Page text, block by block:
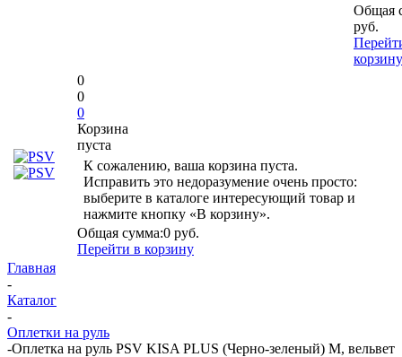
Общая
руб.
корзину
0
0
0
Корзина
пуста
К сожалению, ваша корзина пуста.
Исправить это недоразумение очень просто:
выберите в каталоге интересующий товар и
нажмите кнопку «В корзину».
Общая сумма:0 руб.
Перейти в корзину
Главная
-
Каталог
-
Оплетки на руль
-Оплетка на руль PSV KISA PLUS (Черно-зеленый) M, вельвет